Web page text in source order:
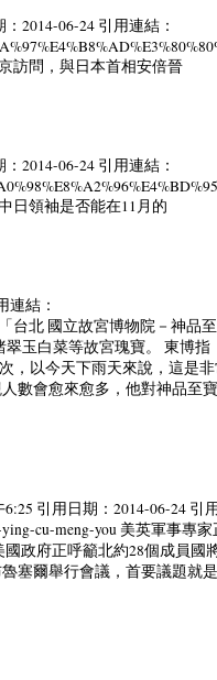
2014-06-24 引用連結：
訪問，與日本首相安倍晉
2014-06-24 引用連結：
日領袖是否能在11月的
連結：
台北 國立故宮博物院－神品至
玉白菜等故宮瑰寶。 東博指
，以今天下雨天來說，這是非
數會愈來愈多，他對神品至寶
引用日期：2014-06-24 引
cu-meng-you 美英軍事專家
政府正呼籲北約28個成員國
塞爾舉行會議，首要議題就是